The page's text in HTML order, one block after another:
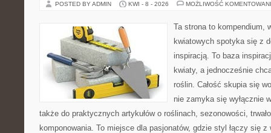
POSTED BY ADMIN KWI - 8 - 2026 MOŻLIWOŚĆ
Ta strona to kompendium,
kwiatowych spotyka się z
inspiracją. To baza
kwiaty, a jednocześnie
roślin. Całość skupia się
nie zamyka się wyłącznie
także do praktycznych artykułów o roślinach, sezonowości,
komponowania. To miejsce dla pasjonatów, gdzie styl łączy się